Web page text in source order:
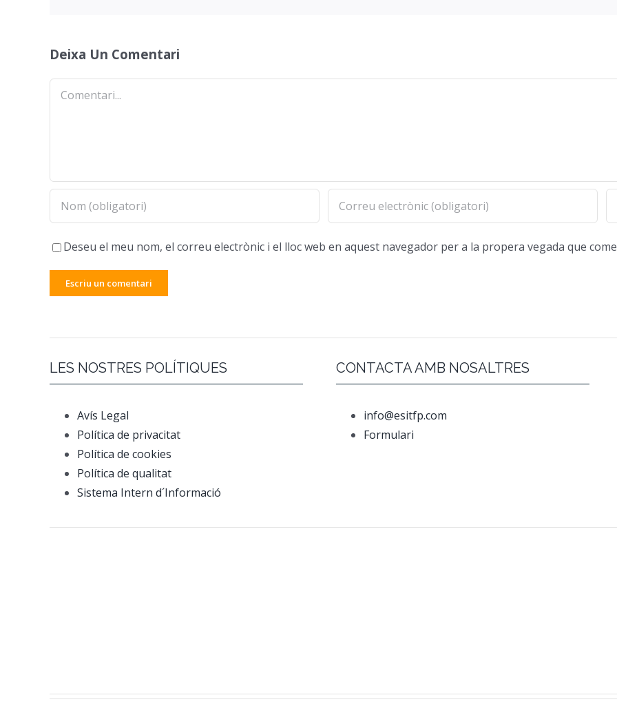
Deixa Un Comentari
Comentari
Deseu el meu nom, el correu electrònic i el lloc web en aquest navegador per a la propera vegada que
LES NOSTRES POLÍTIQUES
Avís Legal
Política de privacitat
Política de cookies
Política de qualitat
Sistema Intern d´Informació
CONTACTA AMB NOSALTRES
info@esitfp.com
Formulari